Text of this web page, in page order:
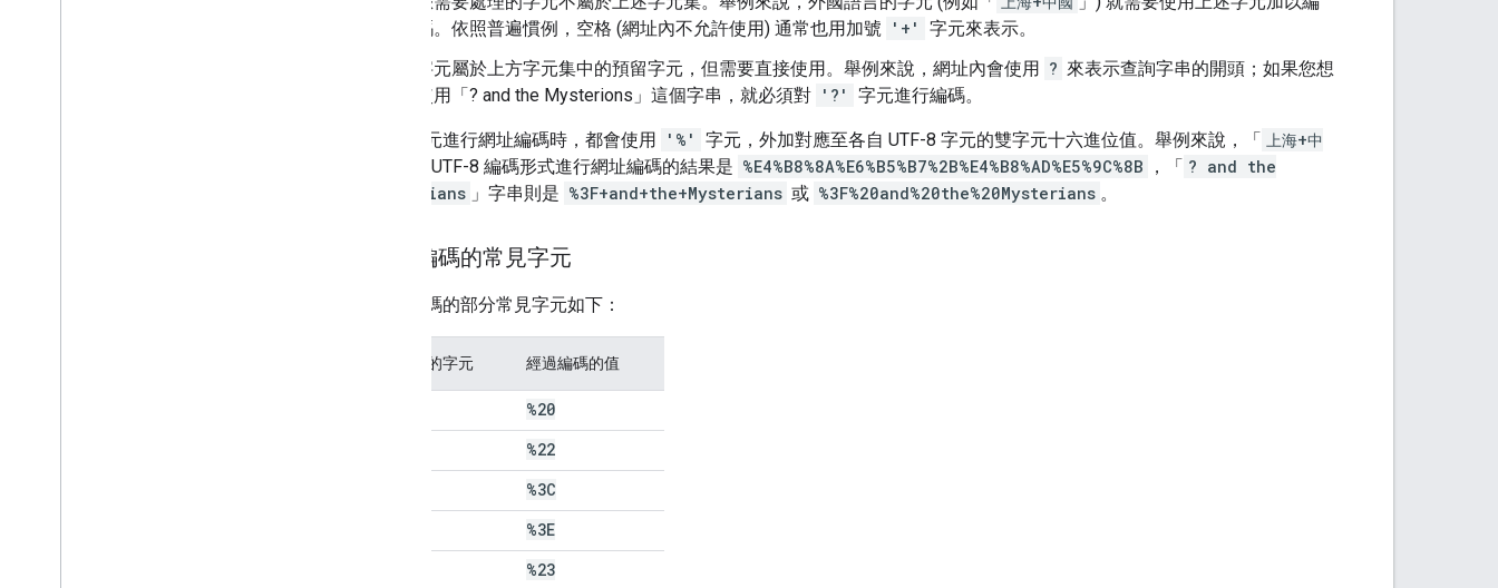
碼。依照普遍慣例，空格 (網址內不允許使用) 通常也用加號 '+'
字元來表示。
字元屬於上方字元集中的預留字元，但需要直接使用。舉例來說，網址內會使用 ? 來表示查詢字串的開頭；如果您想
使用「? and the Mysterions」這個字串，就必須對 '?' 字元進行編碼。
所有字元進行網址編碼時，都會使用 '%' 字元，外加對應至各自 UTF-8 字元的雙字元十六進位值。舉例來說，「 上海+中
」以 UTF-8 編碼形式進行網址編碼的結果是 %E4%B8%8A%E6%B5%B7%2B%E4%B8%AD%E5%9C%8B ，「 ? and the
Mysterians 」字串則是 %3F+and+the+Mysterians 或 %3F%20and%20the%20Mysterians 。
需要編碼的常見字元
必須編碼的部分常見字元如下：
不安全的字元 經過編碼的值
%20
%22
%3C
%3E
%23